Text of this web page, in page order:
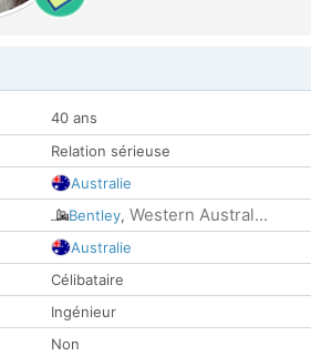
40 ans
Relation sérieuse
Australie
Bentley, Western Austral...
Australie
Célibataire
Ingénieur
Non